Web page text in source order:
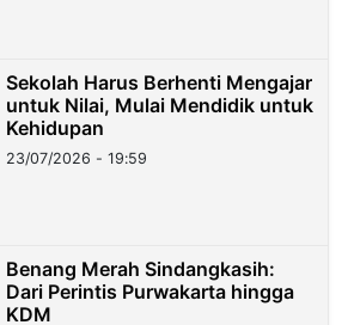
Sekolah Harus Berhenti Mengajar
untuk Nilai, Mulai Mendidik untuk
Kehidupan
23/07/2026 - 19:59
Benang Merah Sindangkasih:
Dari Perintis Purwakarta hingga
KDM